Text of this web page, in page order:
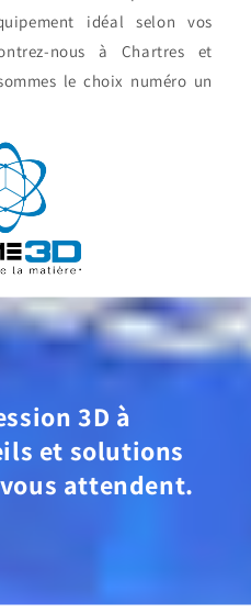
idéal selon vos
nous à Chartres et
le choix numéro un
3D à
et solutions
attendent.